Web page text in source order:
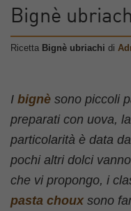
Bignè
Ricetta Bignè ubriachi di
I bignè sono piccoli
preparati con uova,
particolarità è data
pochi altri dolci
che vi propongo, i
pasta choux sono